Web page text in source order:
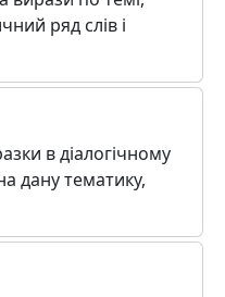
ряд слів і
в діалогічному
дану тематику,